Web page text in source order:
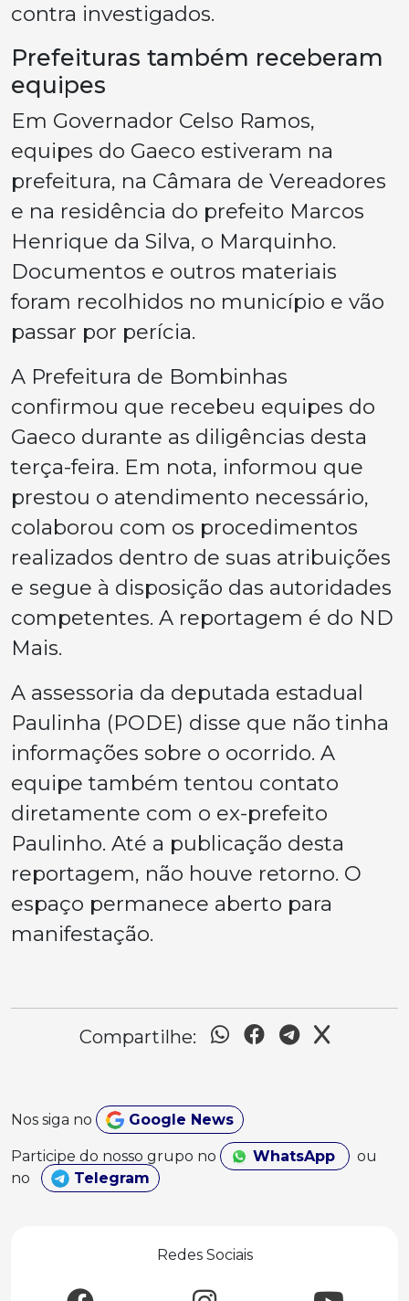
contra investigados.
Prefeituras também receberam
equipes
Em Governador Celso Ramos,
equipes do Gaeco estiveram na
prefeitura, na Câmara de Vereadores
e na residência do prefeito Marcos
Henrique da Silva, o Marquinho.
Documentos e outros materiais
foram recolhidos no município e vão
passar por perícia.
A Prefeitura de Bombinhas
confirmou que recebeu equipes do
Gaeco durante as diligências desta
terça-feira. Em nota, informou que
prestou o atendimento necessário,
colaborou com os procedimentos
realizados dentro de suas atribuições
e segue à disposição das autoridades
competentes. A reportagem é do ND
Mais.
A assessoria da deputada estadual
Paulinha (PODE) disse que não tinha
informações sobre o ocorrido. A
equipe também tentou contato
diretamente com o ex-prefeito
Paulinho. Até a publicação desta
reportagem, não houve retorno. O
espaço permanece aberto para
manifestação.
Compartilhe:
Nos siga no Google News
Participe do nosso grupo no WhatsApp
ou
no
Telegram
Redes Sociais